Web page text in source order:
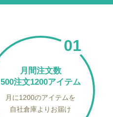
月間注文数
500注文1200アイテム
月に1200のアイテムを
自社倉庫よりお届け